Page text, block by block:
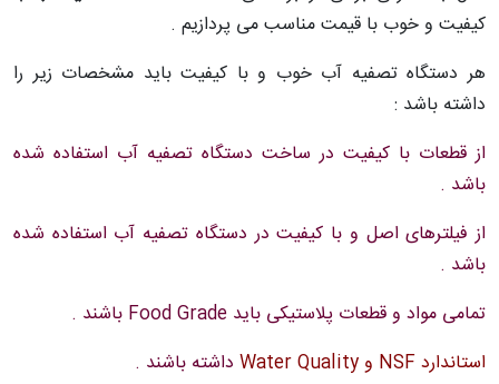
کیفیت و خوب با قیمت مناسب می پردازیم .
هر دستگاه تصفیه آب خوب و با کیفیت باید مشخصات زیر را
داشته باشد :
از قطعات با کیفیت در ساخت دستگاه تصفیه آب استفاده شده
باشد .
از فیلترهای اصل و با کیفیت در دستگاه تصفیه آب استفاده شده
باشد .
تمامی مواد و قطعات پلاستیکی باید Food Grade باشند .
استانداردNSF وWater Quality داشته باشند .